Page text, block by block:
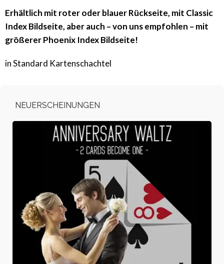
Erhältlich mit roter oder blauer Rückseite, mit Classic
Index Bildseite, aber auch – von uns empfohlen – mit
größerer Phoenix Index Bildseite!
in Standard Kartenschachtel
NEUERSCHEINUNGEN